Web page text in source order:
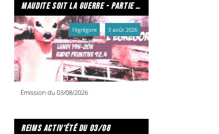
maudite soit la guerre - partie 2/2
Émission du 03/08/2026
l'égrégore 3 août 2026
reims activ'été du 03/08